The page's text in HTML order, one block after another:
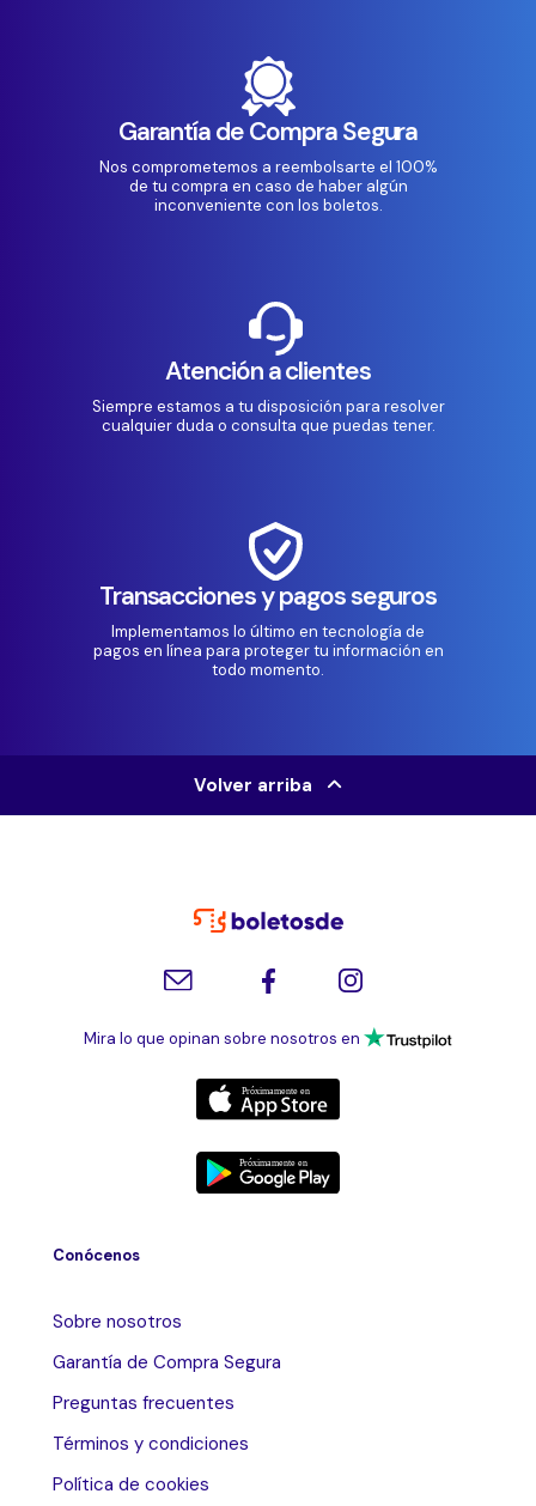
Garantía de Compra Segura
Nos comprometemos a reembolsarte el 100%
de tu compra en caso de haber algún
inconveniente con los boletos.
Atención a clientes
Siempre estamos a tu disposición para resolver
cualquier duda o consulta que puedas tener.
Transacciones y pagos seguros
Implementamos lo último en tecnología de
pagos en línea para proteger tu información en
todo momento.
Volver arriba
Mira lo que opinan sobre nosotros en
Conócenos
Sobre nosotros
Garantía de Compra Segura
Preguntas frecuentes
Términos y condiciones
Política de cookies